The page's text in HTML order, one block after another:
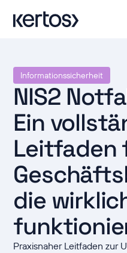
Informationssicherheit
NIS2
Ein
Leitfaden
die
Praxisnaher Leitfaden zur